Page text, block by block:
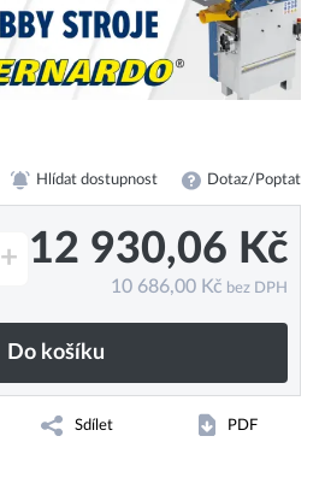
Hlídat dostupnost Dotaz/Poptat
+ 12 930,06 Kč
10 686,00 Kč bez DPH
Do košíku
Sdílet PDF